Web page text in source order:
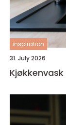
inspiration
31. July 2026